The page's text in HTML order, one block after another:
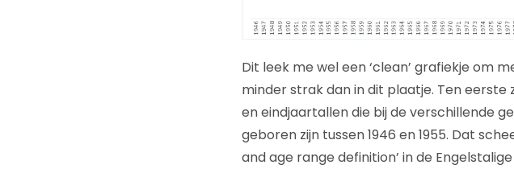
Dit leek me wel een ‘clean’ grafiekje om
minder strak dan in dit plaatje. Ten eerste
en eindjaartallen die bij de verschillende
geboren zijn tussen 1946 en 1955. Dat
and age range definition’ in de Engelstalige